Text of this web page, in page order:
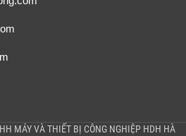
MÁY VÀ THIẾT BỊ CÔNG NGHIỆP HDH HÀ